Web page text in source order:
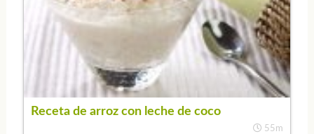
Receta de arroz con leche de coco
55m